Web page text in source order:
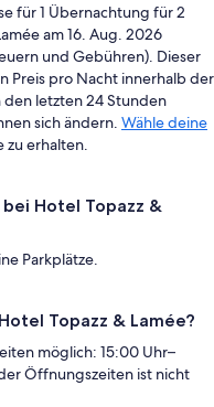
für 1 Übernachtung für 2
am 16. Aug. 2026
und Gebühren). Dieser
Preis pro Nacht innerhalb der
den letzten 24 Stunden
sich ändern. Wähle deine
zu erhalten.
Hotel Topazz &
Parkplätze.
Topazz & Lamée?
möglich: 15:00 Uhr–
Öffnungszeiten ist nicht